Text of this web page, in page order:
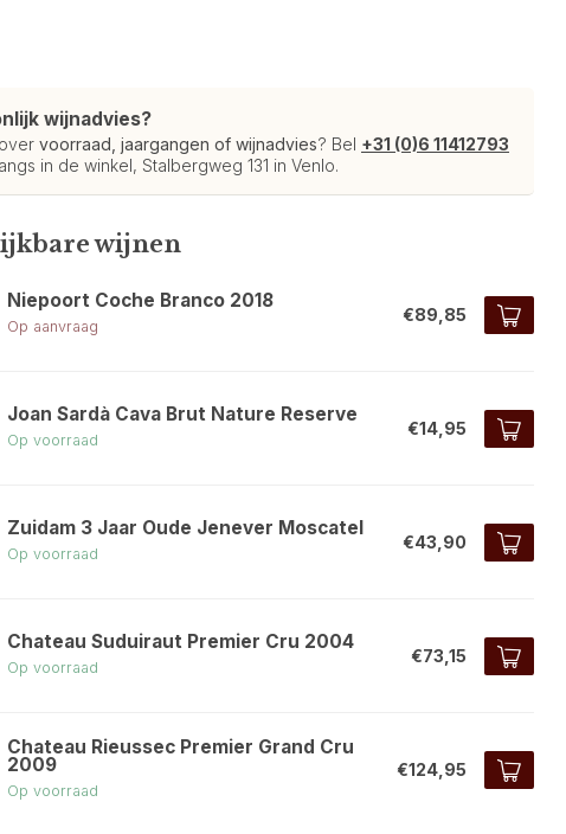
wijnadvies?
voorraad, jaargangen of wijnadvies? Bel +31 (0)6 11412793
in de winkel, Stalbergweg 131 in Venlo.
wijnen
Niepoort Coche Branco 2018
Op aanvraag
€89,85
Joan Sardà Cava Brut Nature Reserve
Op voorraad
€14,95
Zuidam 3 Jaar Oude Jenever Moscatel
Op voorraad
€43,90
Chateau Suduiraut Premier Cru 2004
Op voorraad
€73,15
Chateau Rieussec Premier Grand Cru
2009
Op voorraad
€124,95